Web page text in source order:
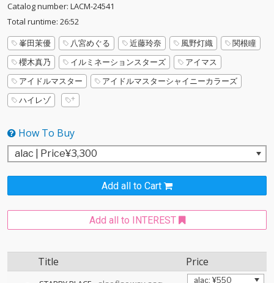
Catalog number: LACM-24541
Total runtime: 26:52
峯田茉優
八宮めぐる 近藤玲奈 風野灯織
関根瞳
櫻木真乃
イルミネーションスターズ
アイマス
アイドルマスター
アイドルマスターシャイニーカラーズ
ハイレゾ
How To Buy
Add all to Cart
Add all to INTEREST
Title Price